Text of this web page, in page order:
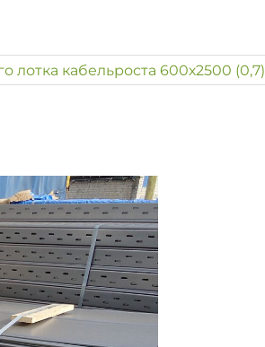
лотка кабельроста 600х2500 (0,7)